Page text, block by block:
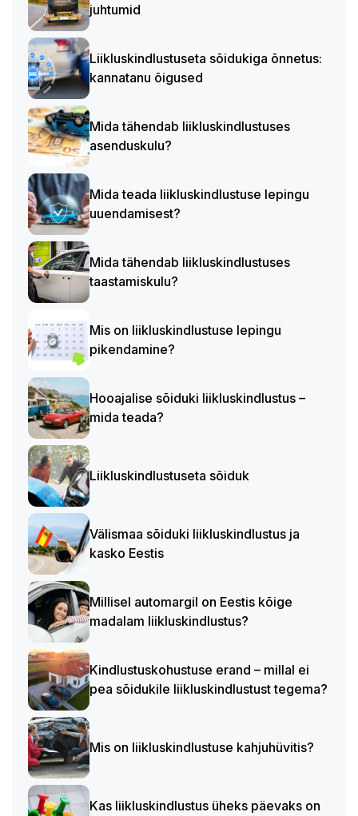
juhtumid
Liikluskindlustuseta sõidukiga õnnetus:
kannatanu õigused
Mida tähendab liikluskindlustuses
asenduskulu?
Mida teada liikluskindlustuse lepingu
uuendamisest?
Mida tähendab liikluskindlustuses
taastamiskulu?
Mis on liikluskindlustuse lepingu
pikendamine?
Hooajalise sõiduki liikluskindlustus –
mida teada?
Liikluskindlustuseta sõiduk
Välismaa sõiduki liikluskindlustus ja
kasko Eestis
Millisel automargil on Eestis kõige
madalam liikluskindlustus?
Kindlustuskohustuse erand – millal ei
pea sõidukile liikluskindlustust tegema?
Mis on liikluskindlustuse kahjuhüvitis?
Kas liikluskindlustus üheks päevaks on